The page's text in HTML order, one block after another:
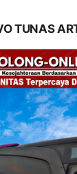
TUNAS